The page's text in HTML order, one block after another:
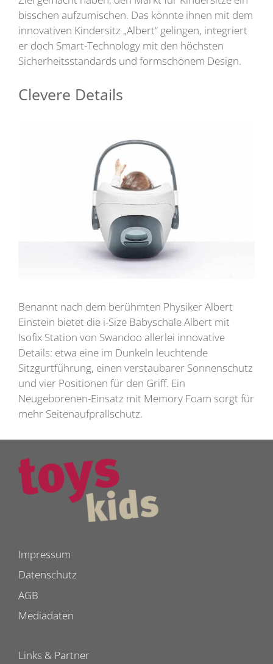
bisschen aufzumischen. Das könnte ihnen mit dem
innovativen Kindersitz „Albert“ gelingen, integriert
er doch Smart-Technology mit den höchsten
Sicherheitsstandards und formschönem Design.
Clevere Details
Benannt nach dem berühmten Physiker Albert
Einstein bietet die i-Size Babyschale Albert mit
Isofix Station von Swandoo allerlei innovative
Details: etwa eine im Dunkeln leuchtende
Sitzgurtführung, einen verstaubarer Sonnenschutz
und vier Positionen für den Griff. Ein
Neugeborenen-Einsatz mit Memory Foam sorgt für
mehr Seitenaufprallschutz.
Impressum
Datenschutz
AGB
Mediadaten
Links & Partner